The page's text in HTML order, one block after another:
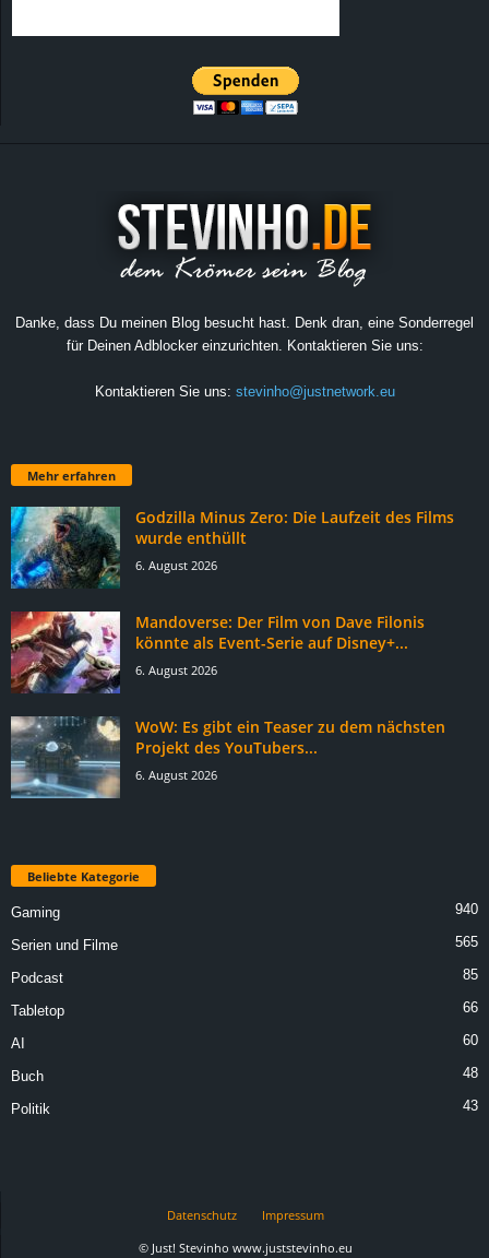
Danke, dass Du meinen Blog besucht hast. Denk dran, eine Sonderregel
für Deinen Adblocker einzurichten. Kontaktieren Sie uns:
Kontaktieren Sie uns: stevinho@justnetwork.eu
Mehr erfahren
Godzilla Minus Zero: Die Laufzeit des Films
wurde enthüllt
6. August 2026
Mandoverse: Der Film von Dave Filonis
könnte als Event-Serie auf Disney+...
6. August 2026
WoW: Es gibt ein Teaser zu dem nächsten
Projekt des YouTubers...
6. August 2026
Beliebte Kategorie
Gaming 940
Serien und Filme 565
Podcast 85
Tabletop 66
AI 60
Buch 48
Politik 43
Datenschutz
Impressum
© Just! Stevinho www.juststevinho.eu